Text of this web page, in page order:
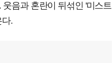
음과 혼란이 뒤섞인 '미스트
다.